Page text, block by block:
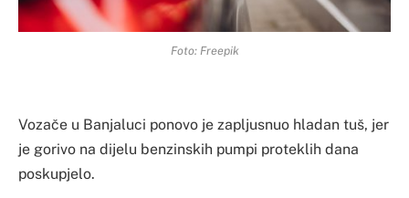
Foto: Freepik
Vozače u Banjaluci ponovo je zapljusnuo hladan tuš, jer
je gorivo na dijelu benzinskih pumpi proteklih dana
poskupjelo.